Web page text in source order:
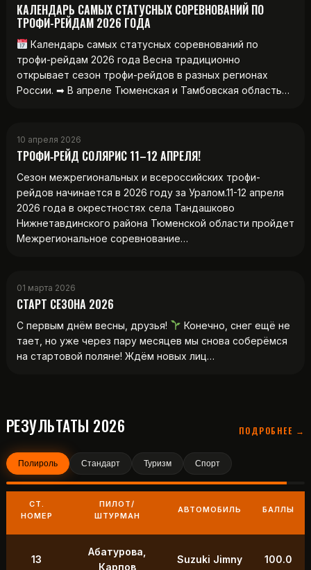
КАЛЕНДАРЬ САМЫХ СТАТУСНЫХ СОРЕВНОВАНИЙ ПО
ТРОФИ-РЕЙДАМ 2026 ГОДА
Календарь самых статусных соревнований по
трофи-рейдам 2026 года Весна традиционно
открывает сезон трофи-рейдов в разных регионах
России. ➡ В апреле Тюменская и Тамбовская область…
10 апреля 2026
ТРОФИ‑РЕЙД СОЛЯРИС 11–12 АПРЕЛЯ!
Сезон межрегиональных и всероссийских трофи-
рейдов начинается в 2026 году за Уралом.11-12 апреля
2026 года в окрестностях села Тандашково
Нижнетавдинского района Тюменской области пройдет
Межрегиональное соревнование…
01 марта 2026
СТАРТ СЕЗОНА 2026
С первым днём весны, друзья!
Конечно, снег ещё не
тает, но уже через пару месяцев мы снова соберёмся
на стартовой поляне! Ждём новых лиц…
РЕЗУЛЬТАТЫ 2026 ПОДРОБНЕЕ →
Полироль Стандарт Туризм Спорт
СТ.
НОМЕР
ПИЛОТ/
ШТУРМАН
АВТОМОБИЛЬ БАЛЛЫ
Маслов, Ходько